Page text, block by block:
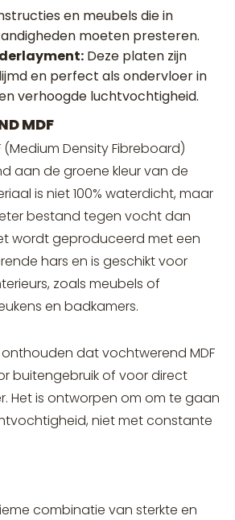
en meubels die in
moeten presteren.
Deze platen zijn
en perfect als ondervloer in
verhoogde luchtvochtigheid.
MDF
Density Fibreboard)
aan de groene kleur van de
is niet 100% waterdicht, maar
bestand tegen vocht dan
wordt geproduceerd met een
hars en is geschikt voor
zoals meubels of
en badkamers.
onthouden dat vochtwerend MDF
buitengebruik of voor direct
Het is ontworpen om om te gaan
niet met constante
combinatie van sterkte en